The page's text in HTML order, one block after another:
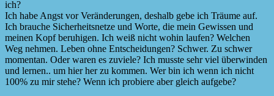
ich?
Ich habe Angst vor Veränderungen, deshalb gebe ich Träume auf.
Ich brauche Sicherheitsnetze und Worte, die mein Gewissen und
meinen Kopf beruhigen. Ich weiß nicht wohin laufen? Welchen
Weg nehmen. Leben ohne Entscheidungen? Schwer. Zu schwer
momentan. Oder waren es zuviele? Ich musste sehr viel überwinden
und lernen.. um hier her zu kommen. Wer bin ich wenn ich nicht
100% zu mir stehe? Wenn ich probiere aber gleich aufgebe?